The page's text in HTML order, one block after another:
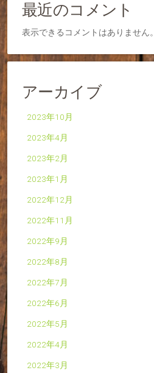
最近のコメント
表示できるコメントはありません。
アーカイブ
2023年10月
2023年4月
2023年2月
2023年1月
2022年12月
2022年11月
2022年9月
2022年8月
2022年7月
2022年6月
2022年5月
2022年4月
2022年3月